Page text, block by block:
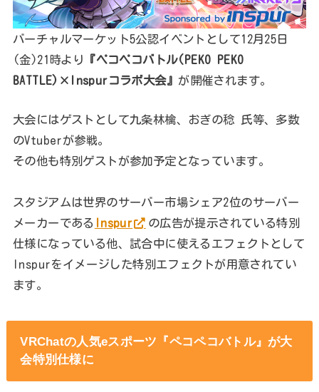
バーチャルマーケット5公認イベントとして12月25日
(金)21時より
『ペコペコバトル(PEKO PEKO
BATTLE)×Inspurコラボ大会』 が開催されます。
大会にはゲストとして九条林檎、おぎの稔 氏等、多数
のVtuberが参戦。
その他も特別ゲストが参加予定となっています。
スタジアムは世界のサーバー市場シェア2位のサーバー
メーカーである
Inspur
の広告が提示されている特別
仕様になっている他、試合中に使えるエフェクトとして
Inspurをイメージした特別エフェクトが用意されてい
ます。
VRChatの人気eスポーツ『ペコペコバトル』が大
会特別仕様に